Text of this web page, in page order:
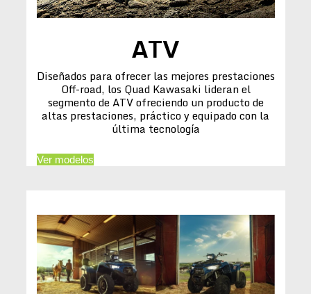
ATV
Diseñados para ofrecer las mejores prestaciones
Off-road, los Quad Kawasaki lideran el
segmento de ATV ofreciendo un producto de
altas prestaciones, práctico y equipado con la
última tecnología
Ver modelos